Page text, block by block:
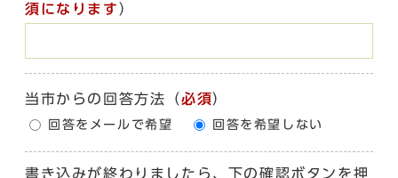
須になります ）
当市からの回答方法 （必須）
回答をメールで希望 回答を希望しない
書き込みが終わりましたら、下の確認ボタンを押